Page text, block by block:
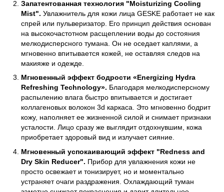
Запатентованная технология "Moisturizing Cooling
Mist". Увлажнитель для кожи лица GESKE работает не как
спрей или пульверизатор. Его принцип действия основан
на высокочастотном расщеплении воды до состояния
мелкодисперсного тумана. Он не оседает каплями, а
мгновенно впитывается кожей, не оставляя следов на
макияже и одежде.
Мгновенный эффект бодрости «Energizing Hydra
Refreshing Technology». Благодаря мелкодисперсному
распылению влага быстро впитывается и достигает
коллагеновых волокон 3d каркаса. Это мгновенно бодрит
кожу, наполняет ее жизненной силой и снимает признаки
усталости. Лицо сразу же выглядит отдохнувшим, кожа
приобретает здоровый вид и излучает сияние.
Мгновенный успокаивающий эффект "Redness and
Dry Skin Reducer". Прибор для увлажнения кожи не
просто освежает и тонизирует, но и моментально
устраняет очаги раздражения. Охлаждающий туман